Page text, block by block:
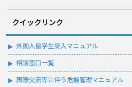
クイックリンク
外国人留学生受入マニュアル
相談窓口一覧
国際交流等に伴う危機管理マニュアル